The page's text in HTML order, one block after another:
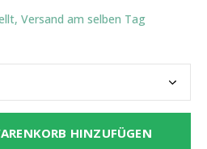
Versand am selben Tag
HINZUFÜGEN